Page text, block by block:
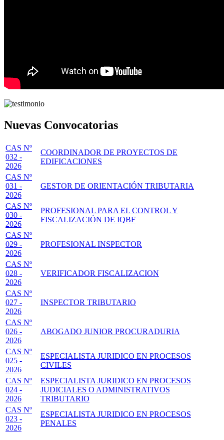
Nuevas Convocatorias
CAS Nº
032 -
2026
COORDINADOR DE PROYECTOS DE
EDIFICACIONES
CAS Nº
031 -
2026
GESTOR DE ORIENTACIÓN TRIBUTARIA
CAS Nº
030 -
2026
PROFESIONAL PARA EL CONTROL Y
FISCALIZACIÓN DE IQBF
CAS Nº
029 -
2026
PROFESIONAL INSPECTOR
CAS Nº
028 -
2026
VERIFICADOR FISCALIZACION
CAS Nº
027 -
2026
INSPECTOR TRIBUTARIO
CAS Nº
026 -
2026
ABOGADO JUNIOR PROCURADURIA
CAS Nº
025 -
2026
ESPECIALISTA JURIDICO EN PROCESOS
CIVILES
CAS Nº
024 -
2026
ESPECIALISTA JURIDICO EN PROCESOS
JUDICIALES O ADMINISTRATIVOS
TRIBUTARIO
CAS Nº
023 -
2026
ESPECIALISTA JURIDICO EN PROCESOS
PENALES